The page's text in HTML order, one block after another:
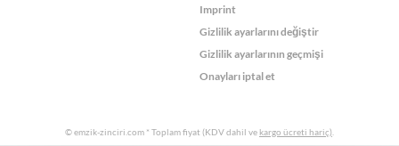
Imprint
Gizlilik ayarlarını değiştir
Gizlilik ayarlarının geçmişi
Onayları iptal et
© emzik-zinciri.com * Toplam fiyat (KDV dahil ve kargo ücreti hariç).